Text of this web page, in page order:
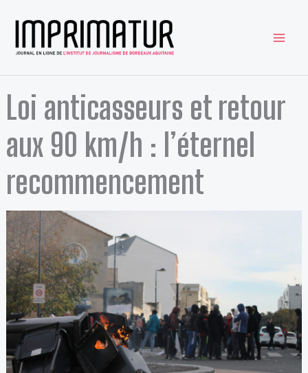
Loi anticasseurs et retour
aux 90 km/h : l’éternel
recommencement